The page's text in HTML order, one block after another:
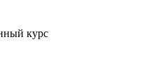
курс